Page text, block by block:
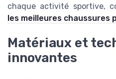
chaque activité sportive,
les meilleures chaussures
Matériaux et
innovantes